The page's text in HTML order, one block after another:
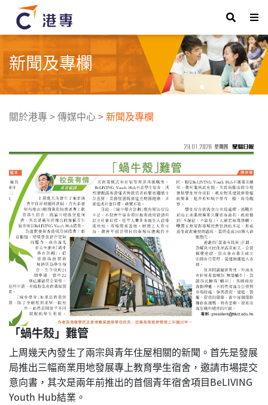
新聞及專欄
關於港專>傳媒中心>新聞及專欄
「蝸牛殼」難管
上周幾天內發生了兩宗與青年住屋相關的新聞。首先是發展
局推出三幅商業用地發展專上教育學生宿舍，邀請市場提交
意向書，其次是兩年前推出的首個青年宿舍項目BeLIVING
Youth Hub結業。